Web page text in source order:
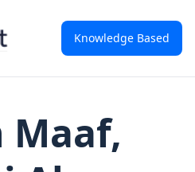
Knowledge Based
Maaf,